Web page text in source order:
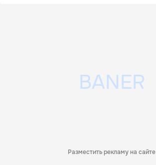
Разместить рекламу на сайте